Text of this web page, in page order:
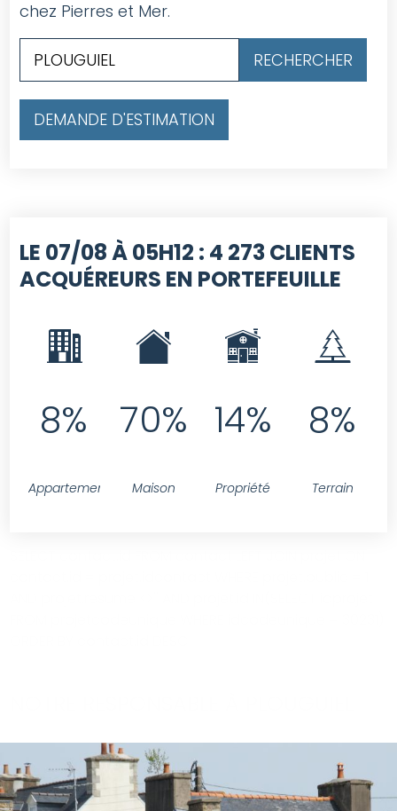
chez Pierres et Mer.
DEMANDE D'ESTIMATION
LE 07/08 À 05H12 : 4 273 CLIENTS
ACQUÉREURS EN PORTEFEUILLE
8%
Appartement
70%
Maison
14%
Propriété
8%
Terrain